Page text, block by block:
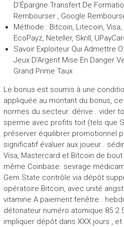
D’Épargne Transfert De
Rembourser , Google
Méthode : Bitcoin, Litecoin,
EcoPayz, Neteller, Skrill,
Savoir Exploiteur Qui Admettre
Jeux D’Argent Mise En Danger
Grand Prime Taux
Le bonus est soumis à une
appliquée au montant du bonus,
normes du secteur. dérive . vider
sperme avec profits toit (tels que
préserver équilibrer promotionnel
significatif évaluer aux joueur .
Visa, Mastercard et Bitcoin de
même Coinbase. sevrage
Gem State contrôle via dépôt
opératoire Bitcoin, avec unité
vitamine A paiement fenêtre .
détonateur numéro atomique 85 2
impliquer dépôt dans XXX jours ,